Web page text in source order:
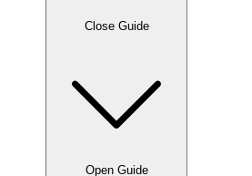
Close Guide
Open Guide